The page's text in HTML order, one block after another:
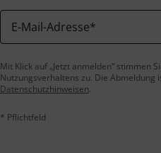
E-Mail-Adresse*
Mit Klick auf „Jetzt anmelden“ stimmen
Nutzungsverhaltens zu. Die
Datenschutzhinweisen.
* Pflichtfeld